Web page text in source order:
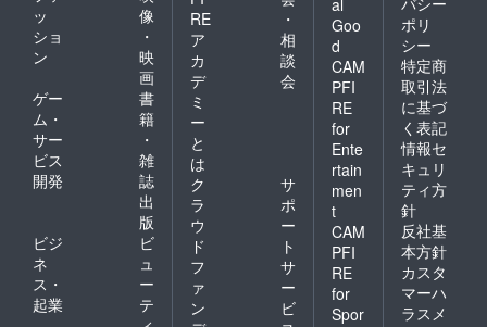
ッ
ショ
ン
像
・
映
画
ゲー
ム・
サー
ビス
開発
書
籍
・
雑
誌
出
版
ビジ
ネ
ス・
起業
ビ
ュ
ー
テ
RE
ア
カ
デ
ミ
ー
と
は
・
相
談
会
ク
ラ
ウ
ド
フ
ァ
ン
サ
ポ
ー
ト
サ
ー
ビ
al
Goo
d
CAM
PFI
RE
for
Ente
rtain
men
t
CAM
PFI
RE
for
Spor
ポリ
シー
特定商
取引法
に基づ
く表記
情報セ
キュリ
ティ方
針
反社基
本方針
カスタ
マーハ
ラスメ